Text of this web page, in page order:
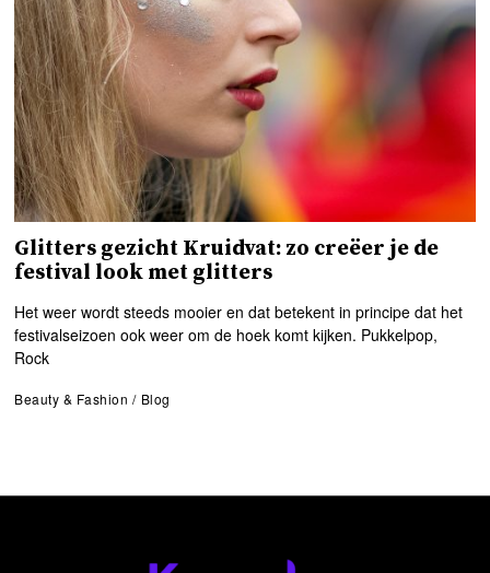
Glitters gezicht Kruidvat: zo creëer je de
festival look met glitters
Het weer wordt steeds mooier en dat betekent in principe dat het
festivalseizoen ook weer om de hoek komt kijken. Pukkelpop,
Rock
Beauty & Fashion / Blog